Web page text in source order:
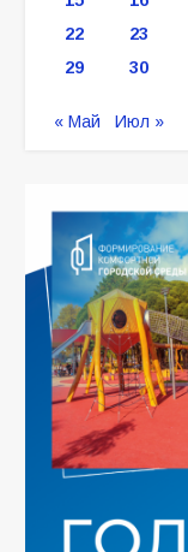
22
23
29
30
« Май Июл »